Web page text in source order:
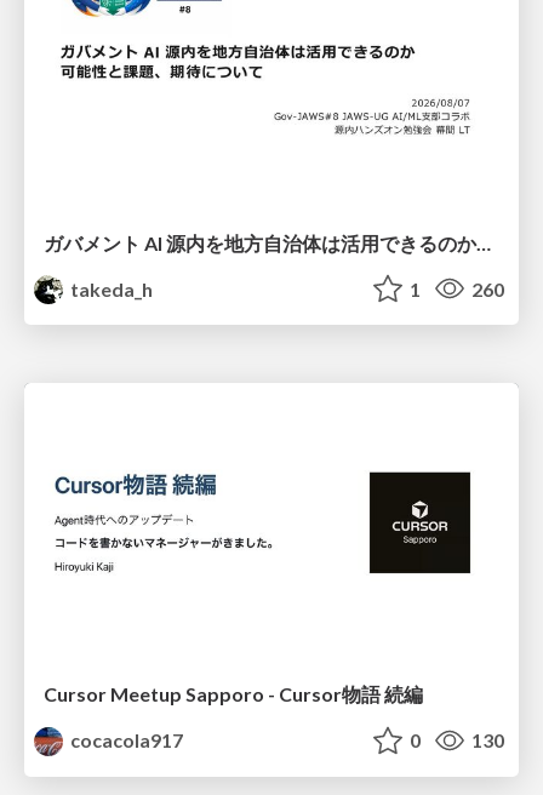
ガバメント AI 源内を地方自治体は活用できるのか 可能性と課題、期待について
takeda_h
1 260
Cursor Meetup Sapporo - Cursor物語 続編
cocacola917
0 130